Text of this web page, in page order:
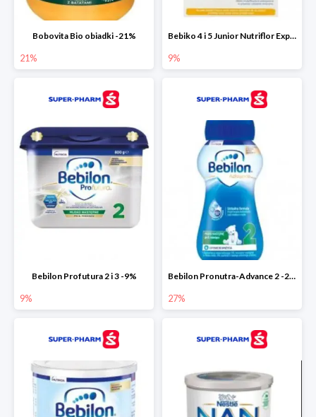
Bobovita Bio obiadki -21%
21%
Bebiko 4 i 5 Junior Nutriflor Expert -9%
9%
Bebilon Profutura 2 i 3 -9%
9%
Bebilon Pronutra-Advance 2 -27%
27%